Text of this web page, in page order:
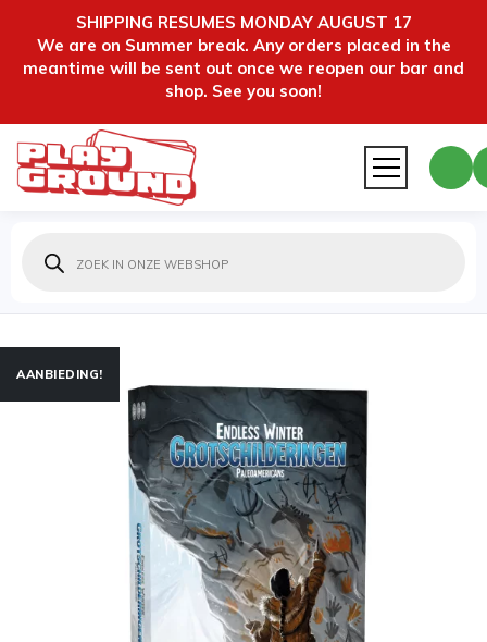
SHIPPING RESUMES MONDAY AUGUST 17
We are on Summer break. Any orders placed in the
meantime will be sent out once we reopen our bar and
shop. See you soon!
zoeken
AANBIEDING!